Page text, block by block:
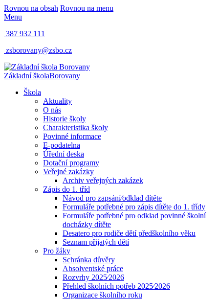
Rovnou na obsah Rovnou na menu
Menu
387 932 111
zsborovany@zsbo.cz
Základní školaBorovany
Škola
Aktuality
O nás
Historie školy
Charakteristika školy
Povinné informace
E-podatelna
Úřední deska
Dotační programy
Veřejné zakázky
Archiv veřejných zakázek
Zápis do 1. tříd
Návod pro zapsání⁄odklad dítěte
Formuláře potřebné pro zápis dítěte do 1. třídy
Formuláře potřebné pro odklad povinné školní
docházky dítěte
Desatero pro rodiče dětí předškolního věku
Seznam přijatých dětí
Pro žáky
Schránka důvěry
Absolventské práce
Rozvrhy 2025⁄2026
Přehled školních potřeb 2025⁄2026
Organizace školního roku